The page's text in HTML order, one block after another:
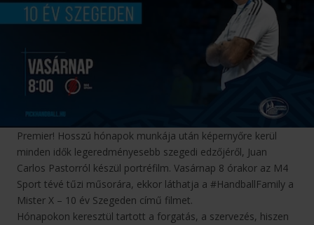
Premier! Hosszú hónapok munkája után képernyőre kerül
minden idők legeredményesebb szegedi edzőjéről, Juan
Carlos Pastorról készül portréfilm. Vasárnap 8 órakor az M4
Sport tévé tűzi műsorára, ekkor láthatja a #HandballFamily a
Mister X – 10 év Szegeden című filmet.
Hónapokon keresztül tartott a forgatás, a szervezés, hiszen